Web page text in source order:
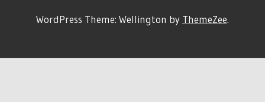
WordPress Theme: Wellington by ThemeZee.